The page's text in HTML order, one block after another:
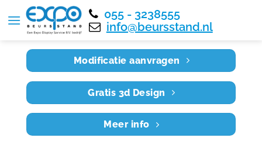
055 - 3238555
info@beursstand.nl
Home RE6X3 041
Modificatie aanvragen
Gratis 3d Design
Meer info